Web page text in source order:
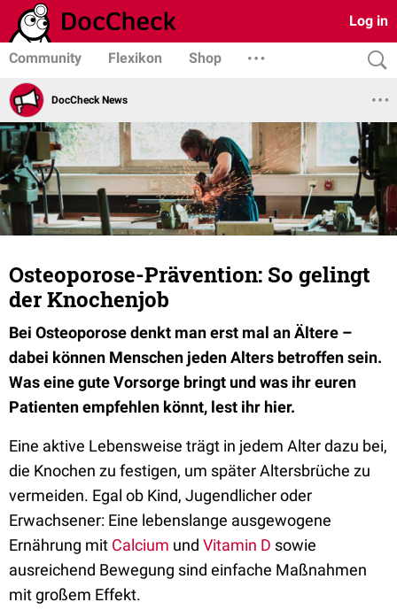
Log in
Community Flexikon Shop
DocCheck News
Osteoporose-Prävention: So gelingt
der Knochenjob
Bei Osteoporose denkt man erst mal an Ältere –
dabei können Menschen jeden Alters betroffen sein.
Was eine gute Vorsorge bringt und was ihr euren
Patienten empfehlen könnt, lest ihr hier.
Eine aktive Lebensweise trägt in jedem Alter dazu bei,
die Knochen zu festigen, um später Altersbrüche zu
vermeiden. Egal ob Kind, Jugendlicher oder
Erwachsener: Eine lebenslange ausgewogene
Ernährung mit Calcium und Vitamin D sowie
ausreichend Bewegung sind einfache Maßnahmen
mit großem Effekt.